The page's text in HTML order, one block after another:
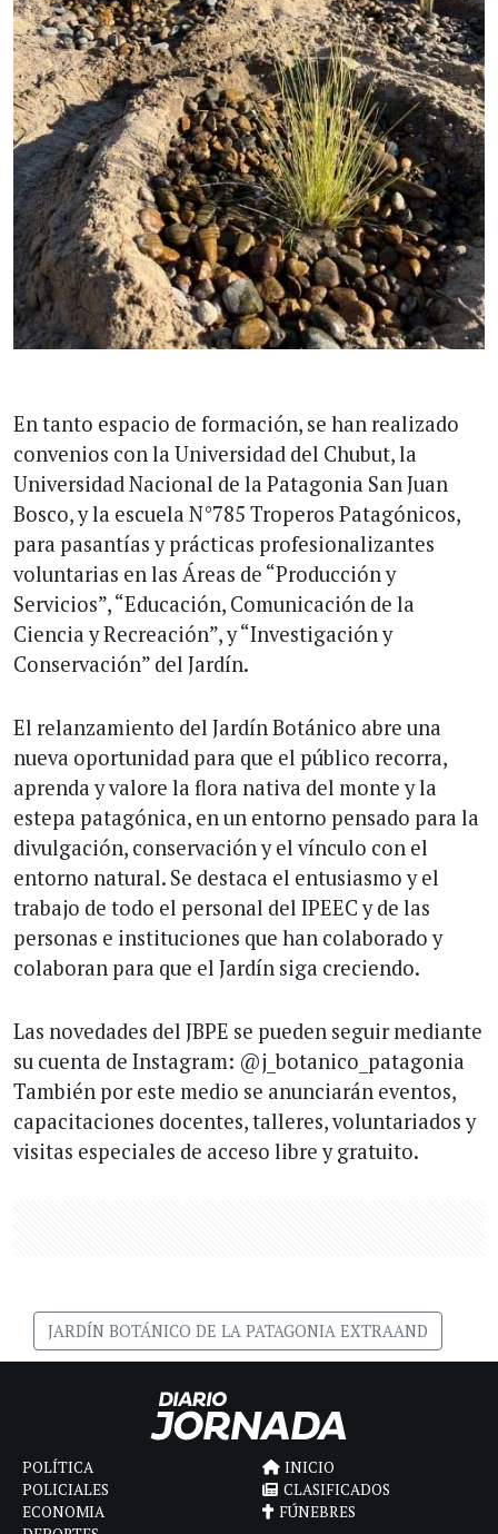
En tanto espacio de formación, se han realizado
convenios con la Universidad del Chubut, la
Universidad Nacional de la Patagonia San Juan
Bosco, y la escuela N°785 Troperos Patagónicos,
para pasantías y prácticas profesionalizantes
voluntarias en las Áreas de “Producción y
Servicios”, “Educación, Comunicación de la
Ciencia y Recreación”, y “Investigación y
Conservación” del Jardín.
El relanzamiento del Jardín Botánico abre una
nueva oportunidad para que el público recorra,
aprenda y valore la flora nativa del monte y la
estepa patagónica, en un entorno pensado para la
divulgación, conservación y el vínculo con el
entorno natural. Se destaca el entusiasmo y el
trabajo de todo el personal del IPEEC y de las
personas e instituciones que han colaborado y
colaboran para que el Jardín siga creciendo.
Las novedades del JBPE se pueden seguir mediante
su cuenta de Instagram: @j_botanico_patagonia
También por este medio se anunciarán eventos,
capacitaciones docentes, talleres, voluntariados y
visitas especiales de acceso libre y gratuito.
JARDÍN BOTÁNICO DE LA PATAGONIA EXTRAAND
POLÍTICA
POLICIALES
ECONOMIA
INICIO
CLASIFICADOS
FÚNEBRES